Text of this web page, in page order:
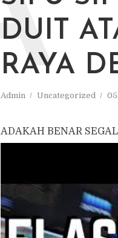
DUIT
RAYA
Admin Uncategorized
ADAKAH BENAR
ATAU SEBENARNYA
Untuk lebih spesifik,